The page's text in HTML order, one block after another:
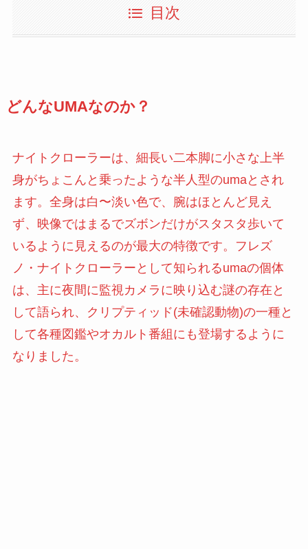
目次
どんなUMAなのか？
ナイトクローラーは、細長い二本脚に小さな上半
身がちょこんと乗ったような半人型のumaとされ
ます。全身は白〜淡い色で、腕はほとんど見え
ず、映像ではまるでズボンだけがスタスタ歩いて
いるように見えるのが最大の特徴です。フレズ
ノ・ナイトクローラーとして知られるumaの個体
は、主に夜間に監視カメラに映り込む謎の存在と
して語られ、クリプティッド(未確認動物)の一種と
して各種図鑑やオカルト番組にも登場するように
なりました。